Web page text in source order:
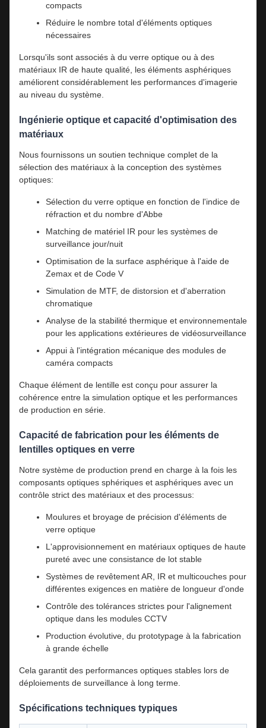
compacts
Réduire le nombre total d'éléments optiques
nécessaires
Lorsqu'ils sont associés à du verre optique ou à des
matériaux IR de haute qualité, les éléments asphériques
améliorent considérablement les performances d'imagerie
au niveau du système.
Ingénierie optique et capacité d'optimisation des
matériaux
Nous fournissons un soutien technique complet de la
sélection des matériaux à la conception des systèmes
optiques:
Sélection du verre optique en fonction de l'indice de
réfraction et du nombre d'Abbe
Matching de matériel IR pour les systèmes de
surveillance jour/nuit
Optimisation de la surface asphérique à l'aide de
Zemax et de Code V
Simulation de MTF, de distorsion et d'aberration
chromatique
Analyse de la stabilité thermique et environnementale
pour les applications extérieures de vidéosurveillance
Appui à l'intégration mécanique des modules de
caméra compacts
Chaque élément de lentille est conçu pour assurer la
cohérence entre la simulation optique et les performances
de production en série.
Capacité de fabrication pour les éléments de
lentilles optiques en verre
Notre système de production prend en charge à la fois les
composants optiques sphériques et asphériques avec un
contrôle strict des matériaux et des processus:
Moulures et broyage de précision d'éléments de
verre optique
L'approvisionnement en matériaux optiques de haute
pureté avec une consistance de lot stable
Systèmes de revêtement AR, IR et multicouches pour
différentes exigences en matière de longueur d'onde
Contrôle des tolérances strictes pour l'alignement
optique dans les modules CCTV
Production évolutive, du prototypage à la fabrication
à grande échelle
Cela garantit des performances optiques stables lors de
déploiements de surveillance à long terme.
Spécifications techniques typiques